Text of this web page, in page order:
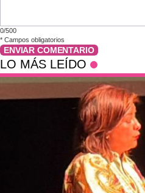
0/500
* Campos obligatorios
ENVIAR COMENTARIO
LO MÁS LEÍDO